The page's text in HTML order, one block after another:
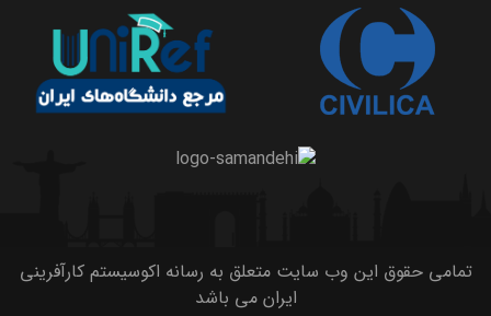
تمامی حقوق این وب سایت متعلق به رسانه اکوسیستم کارآفرینی
ایران می باشد